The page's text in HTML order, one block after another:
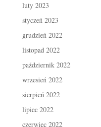
luty 2023
styczeń 2023
grudzień 2022
listopad 2022
październik 2022
wrzesień 2022
sierpień 2022
lipiec 2022
czerwiec 2022